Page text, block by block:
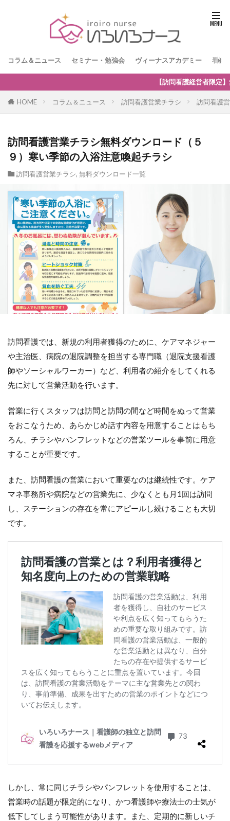
コラム＆ニュース セミナー・勉強会 ヴィーナスアカデミー 看護
護経営者限定】無料オンラインセミナー「訪問看護の強みを生かした保
HOME コラム＆ニュース 訪問看護営業チラシ 訪問看護
訪問看護営業チラシ無料ダウンロード（５
９）寒い季節の入浴注意喚起チラシ
訪問看護営業チラシ, 無料ダウンロード一覧
訪問看護では、新規の利用者獲得のために、ケアマネジャー
や主治医、病院の退院調整を担当する専門職（退院支援看護
師やソーシャルワーカー）など、利用者の紹介をしてくれる
先に対して営業活動を行います。
営業に行くスタッフは訪問と訪問の間など時間をぬって営業
をおこなうため、あらかじめ話す内容を用意することはもち
ろん、チラシやパンフレットなどの営業ツールを事前に用意
することが重要です。
また、訪問看護の営業において重要なのは継続性です。ケア
マネ事務所や病院などの営業先に、少なくとも月1回は訪問
し、ステーションの存在を常にアピールし続けることも大切
です。
しかし、常に同じチラシやパンフレットを使用することは、
営業時の話題が限定的になり、かつ看護師や療法士の士気が
低下してしまう可能性があります。また、定期的に新しいチ